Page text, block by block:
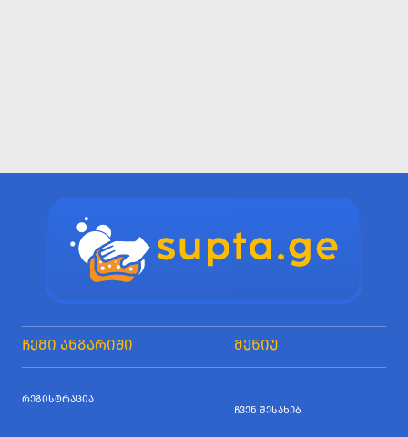
ᲩᲔᲛᲘ ᲐᲜᲒᲐᲠᲘᲨᲘ ᲛᲔᲜᲘᲣ
ᲠᲔᲒᲘᲡᲢᲠᲐᲪᲘᲐ
ᲩᲕᲔᲜ ᲨᲔᲡᲐᲮᲔᲑ